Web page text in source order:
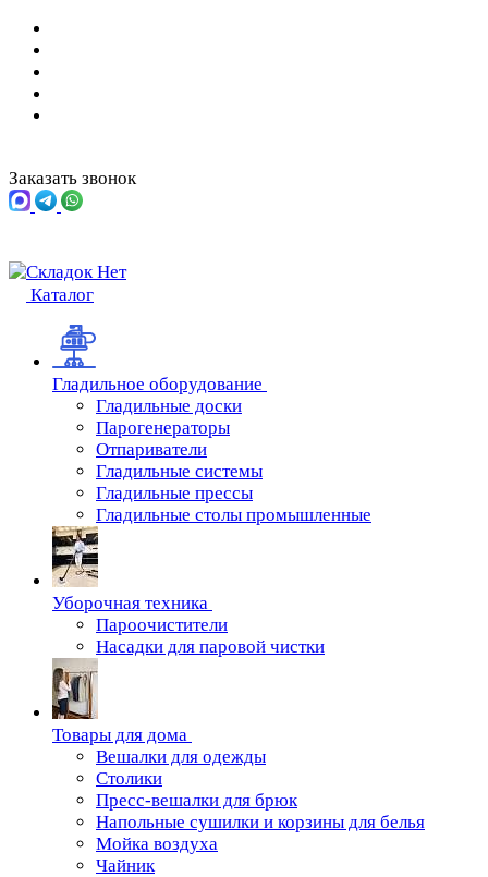
Заказать звонок
Каталог
Гладильное оборудование
Гладильные доски
Парогенераторы
Отпариватели
Гладильные системы
Гладильные прессы
Гладильные столы промышленные
Уборочная техника
Пароочистители
Насадки для паровой чистки
Товары для дома
Вешалки для одежды
Столики
Пресс-вешалки для брюк
Напольные сушилки и корзины для белья
Мойка воздуха
Чайник